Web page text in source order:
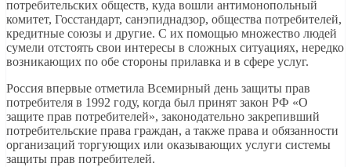
потребительских обществ, куда вошли антимонопольный
комитет, Госстандарт, санэпиднадзор, общества потребителей,
кредитные союзы и другие. С их помощью множество людей
сумели отстоять свои интересы в сложных ситуациях, нередко
возникающих по обе стороны прилавка и в сфере услуг.
Россия впервые отметила Всемирный день защиты прав
потребителя в 1992 году, когда был принят закон РФ «О
защите прав потребителей», законодательно закрепивший
потребительские права граждан, а также права и обязанности
организаций торгующих или оказывающих услуги системы
защиты прав потребителей.